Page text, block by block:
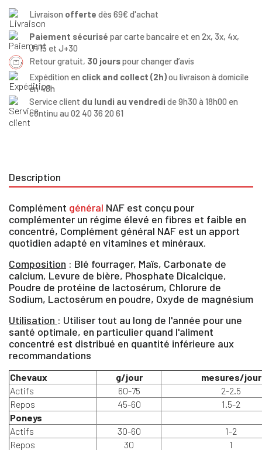
Livraison offerte dès 69€ d'achat
Paiement sécurisé par carte bancaire et en 2x, 3x, 4x,
J+15 et J+30
Retour gratuit, 30 jourspour changer d’avis
Expédition en click and collect (2h)ou livraison à domicile
en 48h
Service client du lundi au vendredi de 9h30 à 18h00 en
continu au 02 40 36 20 61
Description
Complément général NAF est conçu pour
complémenter un régime élevé en fibres et faible en
concentré, Complément général NAF est un apport
quotidien adapté en vitamines et minéraux.
Composition : Blé fourrager, Maïs, Carbonate de
calcium, Levure de bière, Phosphate Dicalcique,
Poudre de protéine de lactosérum, Chlorure de
Sodium, Lactosérum en poudre, Oxyde de magnésium
Utilisation : Utiliser tout au long de l'année pour une
santé optimale, en particulier quand l'aliment
concentré est distribué en quantité inférieure aux
recommandations
Chevaux g/jour
mesures/jour
Actifs
60-75
2-2.5
Repos
45-60
1.5-2
Poneys
Actifs
30-60
1-2
Repos
30 1